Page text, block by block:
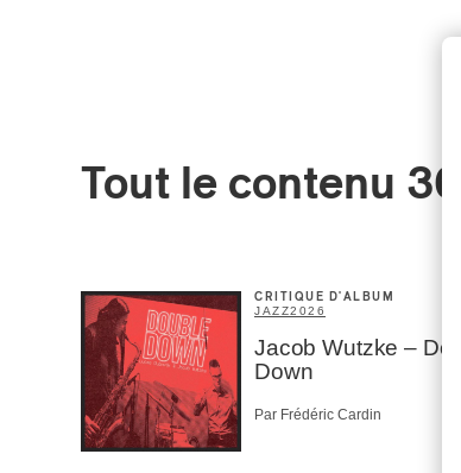
Tout le contenu
CRITIQUE D'ALBUM
JAZZ2026
Jacob Wutzke –
Down
Par Frédéric Cardin